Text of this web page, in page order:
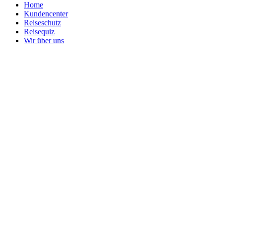
Home
Kundencenter
Reiseschutz
Reisequiz
Wir über uns